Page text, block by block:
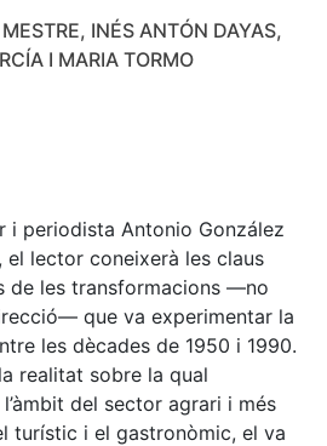
INÉS ANTÓN DAYAS,
I MARIA TORMO
i periodista Antonio González
el lector coneixerà les claus
de les transformacions —no
que va experimentar la
les dècades de 1950 i 1990.
realitat sobre la qual
del sector agrari i més
turístic i el gastronòmic, el va